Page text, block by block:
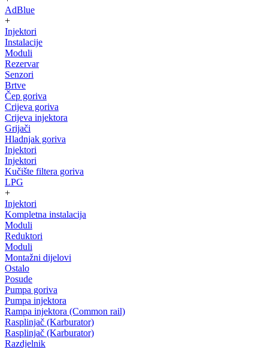
AdBlue
+
Injektori
Instalacije
Moduli
Rezervar
Senzori
Brtve
Čep goriva
Crijeva goriva
Crijeva injektora
Grijači
Hladnjak goriva
Injektori
Injektori
Kučište filtera goriva
LPG
+
Injektori
Kompletna instalacija
Moduli
Reduktori
Moduli
Montažni dijelovi
Ostalo
Posude
Pumpa goriva
Pumpa injektora
Rampa injektora (Common rail)
Rasplinjač (Karburator)
Rasplinjač (Karburator)
Razdjelnik